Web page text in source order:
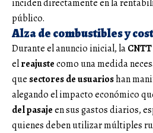
inciden directamente en la
público.
Alza de combustibles y
Durante el anuncio inicial, laCNTT
elreajustecomo una medida
que sectores de usuarioshan
alegando el impacto económico
del pasajeen sus gastos diarios,
quienes deben utilizar múltiples